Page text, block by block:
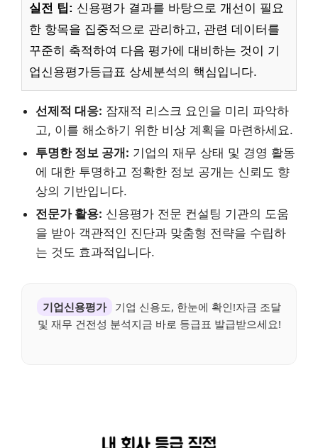
실전 팁: 신용평가 결과를 바탕으로 개선이 필요
한 항목을 집중적으로 관리하고, 관련 데이터를
꾸준히 축적하여 다음 평가에 대비하는 것이 기
업신용평가등급표 상세분석의 핵심입니다.
선제적 대응: 잠재적 리스크 요인을 미리 파악하
고, 이를 해소하기 위한 비상 계획을 마련하세요.
투명한 정보 공개: 기업의 재무 상태 및 경영 활동
에 대한 투명하고 정확한 정보 공개는 신뢰도 향
상의 기반입니다.
전문가 활용: 신용평가 전문 컨설팅 기관의 도움
을 받아 객관적인 진단과 맞춤형 전략을 수립하
는 것도 효과적입니다.
기업신용평가
기업 신용도, 한눈에 확인!자금 조달
및 재무 건전성 분석지금 바로 등급표 발급받으세요!